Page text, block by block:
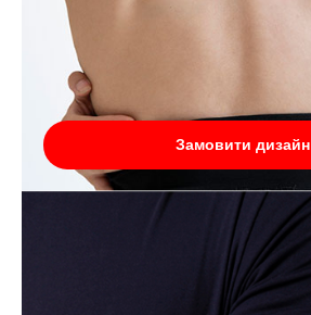
Замовити дизайн